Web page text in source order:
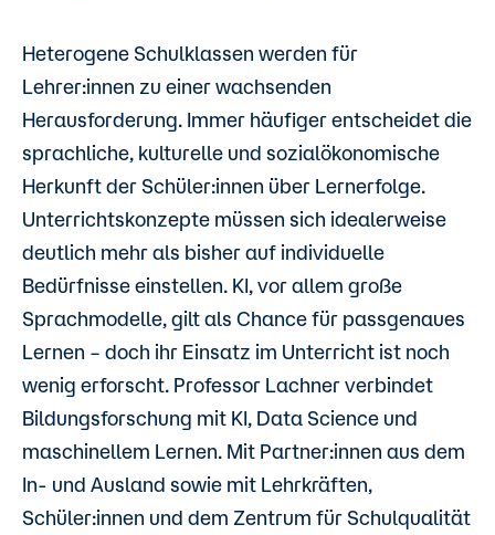
Heterogene Schulklassen werden für
Lehrer:innen zu einer wachsenden
Herausforderung. Immer häufiger entscheidet die
sprachliche, kulturelle und sozialökonomische
Herkunft der Schüler:innen über Lernerfolge.
Unterrichtskonzepte müssen sich idealerweise
deutlich mehr als bisher auf individuelle
Bedürfnisse einstellen. KI, vor allem große
Sprachmodelle, gilt als Chance für passgenaues
Lernen – doch ihr Einsatz im Unterricht ist noch
wenig erforscht. Professor Lachner verbindet
Bildungsforschung mit KI, Data Science und
maschinellem Lernen. Mit Partner:innen aus dem
In- und Ausland sowie mit Lehrkräften,
Schüler:innen und dem Zentrum für Schulqualität